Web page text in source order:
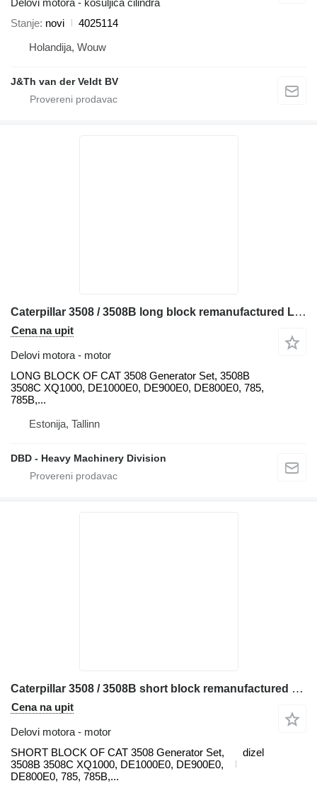
Stanje novi
4025114
Holandija, Wouw
J&Th van der Veldt BV
Caterpillar 3508 / 3508B long block remanufactured LONG motor
Cena na upit
Delovi motora - motor
LONG BLOCK OF CAT 3508 Generator Set, 3508B
3508C XQ1000, DE1000E0, DE900E0, DE800E0, 785,
785B,...
Estonija, Tallinn
DBD - Heavy Machinery Division
Caterpillar 3508 / 3508B short block remanufactured SHORT motor
Cena na upit
Delovi motora - motor
SHORT BLOCK OF CAT 3508 Generator Set,
3508B 3508C XQ1000, DE1000E0, DE900E0,
DE800E0, 785, 785B,...
dizel